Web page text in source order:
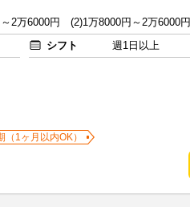
2万6000円 (2)1万8000円～2万6000円
シフト
週1日以上
（1ヶ月以内OK）